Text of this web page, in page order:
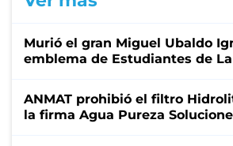
Murió el gran Miguel Ubaldo
emblema de Estudiantes de
ANMAT prohibió el filtro
la firma Agua Pureza